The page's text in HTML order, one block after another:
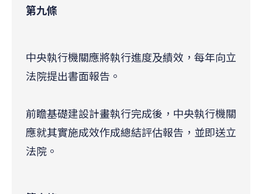
第九條
中央執行機關應將執行進度及績效，每年向立
法院提出書面報告。
前瞻基礎建設計畫執行完成後，中央執行機關
應就其實施成效作成總結評估報告，並即送立
法院。